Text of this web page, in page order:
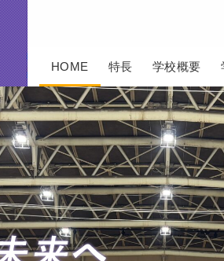
HOME 特長 学校概要